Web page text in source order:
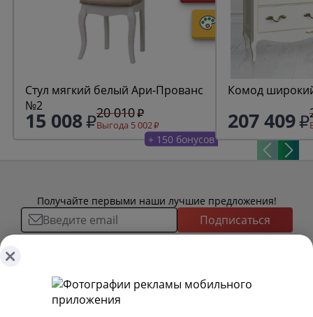
Стул мягкий белый Ари-Прованс
№2
15 008 20 010
Выгода 5 002
+ 150 бонусов
Комод
207 409
Получайте первыми наши лучшие предложения!
Подписаться
О ТОВАРАХ